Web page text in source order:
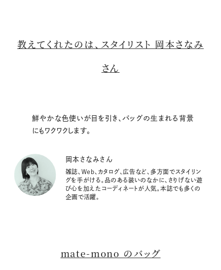
e
教えてくれたのは、スタイリスト 岡本さなみ
さん
鮮やかな色使いが目を引き、バッグの生まれる背景
にもワクワクします。
岡本さなみさん
雑誌、Web、カタログ、広告など、多方面でスタイリン
グを手がける。品のある装いのなかに、さりげない遊
び心を加えたコーディネートが人気。本誌でも多くの
企画で活躍。
mate-mono のバッグ